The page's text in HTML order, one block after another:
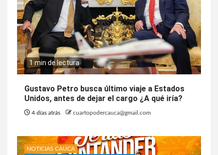
1 min de lectura
Gustavo Petro busca último viaje a Estados
Unidos, antes de dejar el cargo ¿A qué iría?
4 días atrás cuartopodercauca@gmail.com
NOTICIAS CAUCA